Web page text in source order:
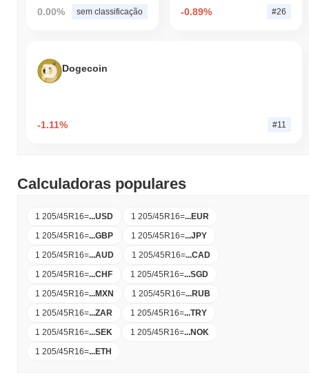
0.00% sem classificação -0.89% #26
Dogecoin
-1.11% #11
Calculadoras populares
1 205/45R16=...USD 1 205/45R16=...EUR
1 205/45R16=...GBP 1 205/45R16=...JPY
1 205/45R16=...AUD 1 205/45R16=...CAD
1 205/45R16=...CHF 1 205/45R16=...SGD
1 205/45R16=...MXN 1 205/45R16=...RUB
1 205/45R16=...ZAR 1 205/45R16=...TRY
1 205/45R16=...SEK 1 205/45R16=...NOK
1 205/45R16=...ETH